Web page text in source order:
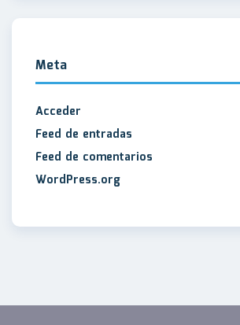
Meta
Acceder
Feed de entradas
Feed de comentarios
WordPress.org